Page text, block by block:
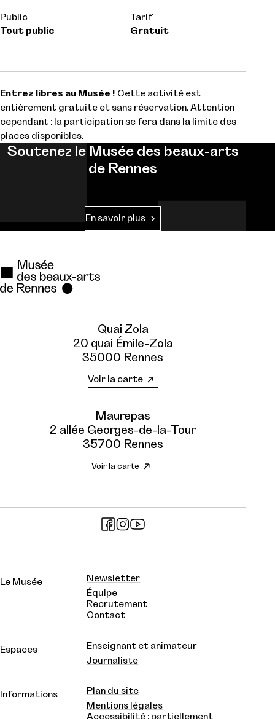
Public
Tout public
Tarif
Gratuit
Entrez libres au Musée ! Cette activité est
entièrement gratuite et sans réservation. Attention
cependant : la participation se fera dans la limite des
places disponibles.
Soutenez le Musée des beaux-arts
de Rennes
En savoir plus
Quai Zola
20 quai Émile-Zola
35000 Rennes
Voir la carte
Maurepas
2 allée Georges-de-la-Tour
35700 Rennes
Voir la carte
Le Musée
Newsletter
Équipe
Recrutement
Contact
Espaces
Enseignant et animateur
Journaliste
Informations
Plan du site
Mentions légales
Accessibilité : partiellement